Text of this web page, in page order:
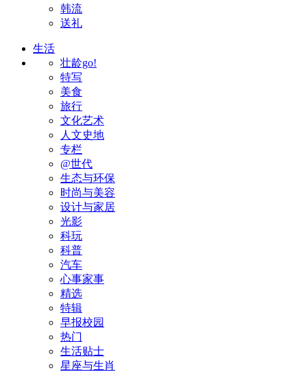
韩流
送礼
生活
壮龄go!
特写
美食
旅行
文化艺术
人文史地
专栏
@世代
生态与环保
时尚与美容
设计与家居
光影
科玩
科普
汽车
心事家事
精选
特辑
早报校园
热门
生活贴士
星座与生肖